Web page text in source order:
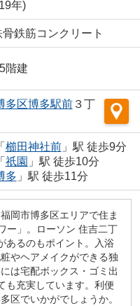
年)
鉄筋コンクリート
階建
多区博多駅前３丁
「 櫛田神社前」駅 徒歩9分
「 祇園 」駅 徒歩10分
多 」駅 徒歩11分
岡市博多区エリアで住ま
ー」。ローソン 住吉二丁
あるのもポイント。入浴
やヘアメイクができる独
は宅配ボックス・ゴミ出
も充実しています。利便
区でいかがでしょうか。